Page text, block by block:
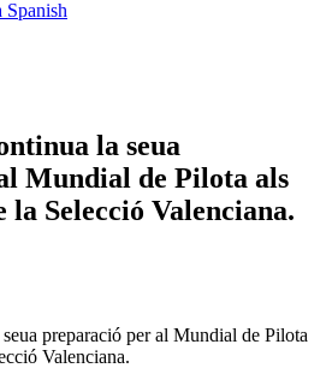
la seua
Mundial de Pilota als
la Selecció Valenciana.
preparació per al Mundial de Pilota
Valenciana.